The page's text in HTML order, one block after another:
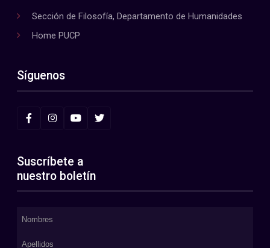
Sección de Filosofía, Departamento de Humanidades
Home PUCP
Síguenos
Suscríbete a
nuestro boletín